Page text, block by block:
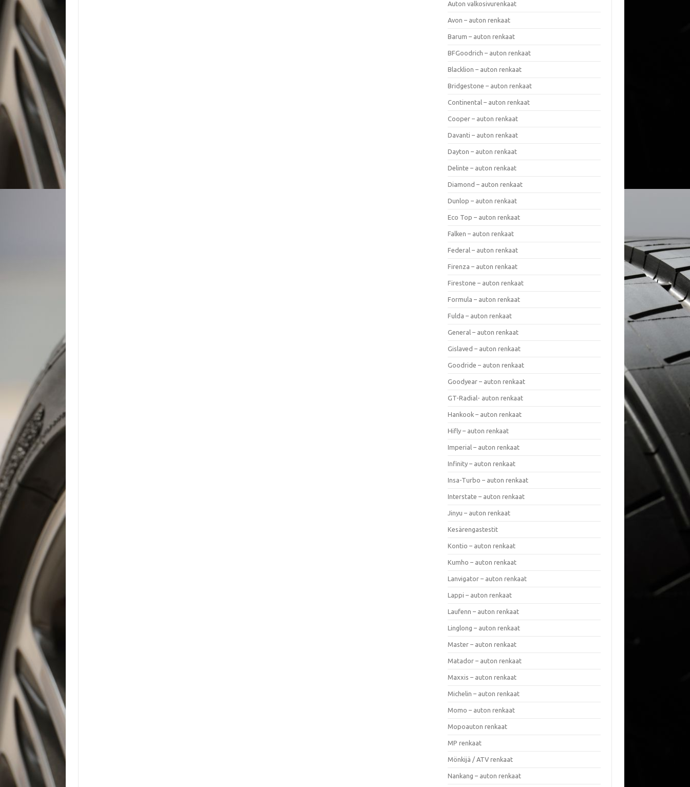
Auton valkosivurenkaat
Avon – auton renkaat
Barum – auton renkaat
BFGoodrich – auton renkaat
Blacklion – auton renkaat
Bridgestone – auton renkaat
Continental – auton renkaat
Cooper – auton renkaat
Davanti – auton renkaat
Dayton – auton renkaat
Delinte – auton renkaat
Diamond – auton renkaat
Dunlop – auton renkaat
Eco Top – auton renkaat
Falken – auton renkaat
Federal – auton renkaat
Firenza – auton renkaat
Firestone – auton renkaat
Formula – auton renkaat
Fulda – auton renkaat
General – auton renkaat
Gislaved – auton renkaat
Goodride – auton renkaat
Goodyear – auton renkaat
GT-Radial- auton renkaat
Hankook – auton renkaat
Hifly – auton renkaat
Imperial – auton renkaat
Infinity – auton renkaat
Insa-Turbo – auton renkaat
Interstate – auton renkaat
Jinyu – auton renkaat
Kesärengastestit
Kontio – auton renkaat
Kumho – auton renkaat
Lanvigator – auton renkaat
Lappi – auton renkaat
Laufenn – auton renkaat
Linglong – auton renkaat
Master – auton renkaat
Matador – auton renkaat
Maxxis – auton renkaat
Michelin – auton renkaat
Momo – auton renkaat
Mopoauton renkaat
MP renkaat
Mönkijä / ATV renkaat
Nankang – auton renkaat